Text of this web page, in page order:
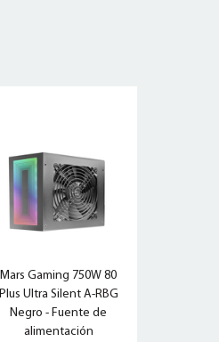
Mars Gaming 750W 80
Plus Ultra Silent A-RBG
Negro - Fuente de
alimentación